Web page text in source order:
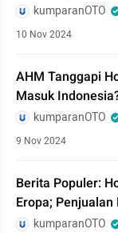
kumparanOTO
10 Nov 2024
AHM Tanggapi
Masuk
kumparanOTO
9 Nov 2024
Berita Populer:
Eropa;
kumparanOTO